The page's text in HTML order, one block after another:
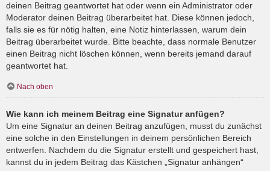
deinen Beitrag geantwortet hat oder wenn ein Administrator oder
Moderator deinen Beitrag überarbeitet hat. Diese können jedoch,
falls sie es für nötig halten, eine Notiz hinterlassen, warum dein
Beitrag überarbeitet wurde. Bitte beachte, dass normale Benutzer
einen Beitrag nicht löschen können, wenn bereits jemand darauf
geantwortet hat.
Nach oben
Wie kann ich meinem Beitrag eine Signatur anfügen?
Um eine Signatur an deinen Beitrag anzufügen, musst du zunächst
eine solche in den Einstellungen in deinem persönlichen Bereich
entwerfen. Nachdem du die Signatur erstellt und gespeichert hast,
kannst du in jedem Beitrag das Kästchen „Signatur anhängen“